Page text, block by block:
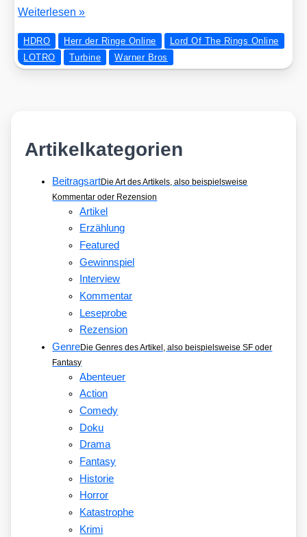
LORD
THE
RINGS
Wei­ter­le­sen »
HDRO Herr der Ringe Online
Lord Of The Rings Online
LOTRO
Turbine Warner Bros
Artikelkategorien
BeitragsartDie Art des Artikels, also beispielsweise
Kommentar oder Rezension
Artikel
Erzählung
Featured
Gewinnspiel
Interview
Kommentar
Leseprobe
Rezension
GenreDie Genres des Artikel, also beispielsweise SF oder
Fantasy
Abenteuer
Action
Comedy
Doku
Drama
Fantasy
Historie
Horror
Katastrophe
Krimi